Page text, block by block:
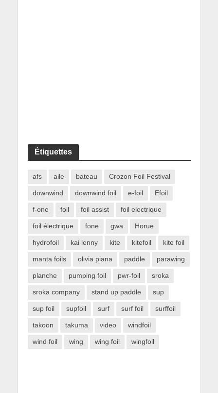
Étiquettes
afs aile bateau Crozon Foil Festival
downwind downwind foil e-foil Efoil
f-one foil foil assist foil electrique
foil électrique fone gwa Horue
hydrofoil kai lenny kite kitefoil kite foil
manta foils olivia piana paddle parawing
planche pumping foil pwr-foil sroka
sroka company stand up paddle sup
sup foil supfoil surf surf foil surffoil
takoon takuma video windfoil
wind foil wing wing foil wingfoil